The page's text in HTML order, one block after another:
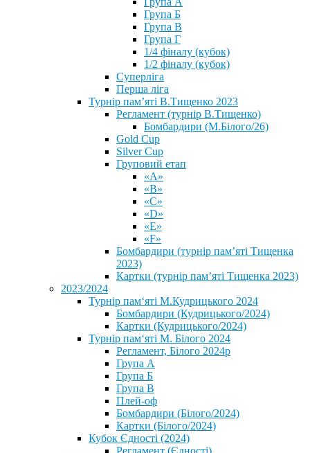
Група Б
Група В
Група Г
1/4 фіналу (кубок)
1/2 фіналу (кубок)
Суперліга
Перша ліга
Турнір пам’яті В.Тищенко 2023
Регламент (турнір В.Тищенко)
Бомбардири (М.Білого/26)
Gold Cup
Silver Cup
Груповий етап
«А»
«В»
«С»
«D»
«Е»
«F»
Бомбардири (турнір пам’яті Тищенка
2023)
Картки (турнір пам’яті Тищенка 2023)
2023/2024
⁨Турнір пам‘яті М.Кудрицького 2024
Бомбардири (Кудрицького/2024)
Картки (Кудрицького/2024)
⁨Турнір пам‘яті М. Білого 2024⁩
Регламент, Білого 2024р
Група А
Група Б
Група В
Плей-оф
Бомбардири (Білого/2024)
Картки (Білого/2024)
Кубок Єдності (2024)
Регламент (Єдності)